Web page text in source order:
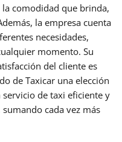
comodidad que brinda,
la empresa cuenta
necesidades,
momento. Su
del cliente es
de Taxicar una elección
de taxi eficiente y
cada vez más